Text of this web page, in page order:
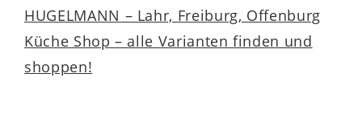
HUGELMANN – Lahr, Freiburg, Offenburg
Küche Shop – alle Varianten finden und
shoppen!